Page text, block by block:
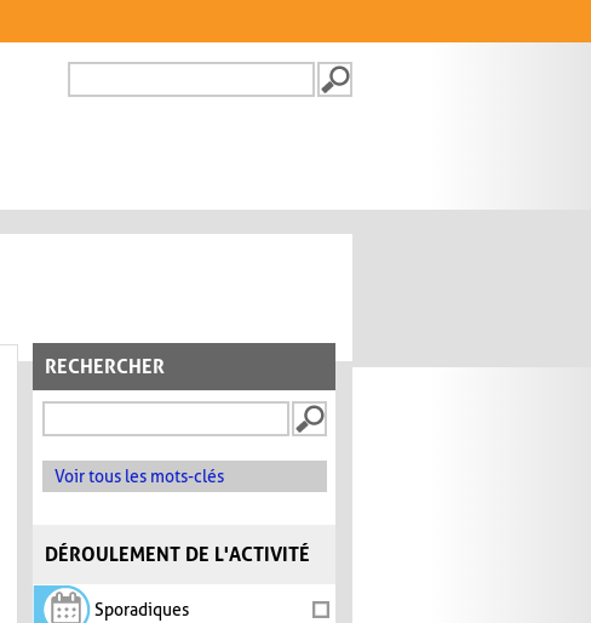
FORMULAIRE DE
RECHERCHER
Voir tous les mots-clés
DÉROULEMENT DE L'ACTIVITÉ
Sporadiques